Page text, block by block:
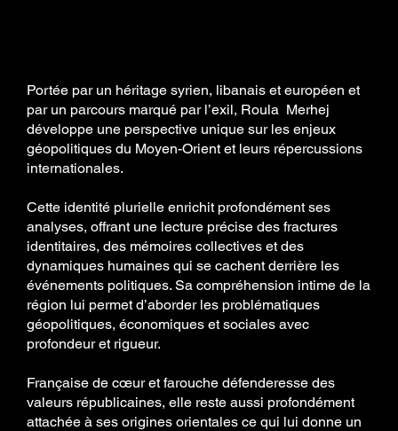
Portée par un héritage syrien, libanais et européen et
par un parcours marqué par l’exil, Roula Merhej
développe une perspective unique sur les enjeux
géopolitiques du Moyen-Orient et leurs répercussions
internationales.
Cette identité plurielle enrichit profondément ses
analyses, offrant une lecture précise des fractures
identitaires, des mémoires collectives et des
dynamiques humaines qui se cachent derrière les
événements politiques. Sa compréhension intime de la
région lui permet d’aborder les problématiques
géopolitiques, économiques et sociales avec
profondeur et rigueur.
Française de cœur et farouche défenderesse des
valeurs républicaines, elle reste aussi profondément
attachée à ses origines orientales ce qui lui donne un